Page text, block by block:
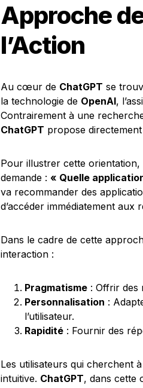
Approche
l’Action
Au cœur de ChatGPT se
la technologie de OpenAI,
Contrairement à une
ChatGPT propose
Pour illustrer cette orientation,
demande : « Quelle
va recommander des
d’accéder immédiatement aux
Dans le cadre de cette
interaction :
Pragmatisme : Offrir des
Personnalisation :
l’utilisateur.
Rapidité : Fournir des
Les utilisateurs qui cherchent
intuitive. ChatGPT, dans cette